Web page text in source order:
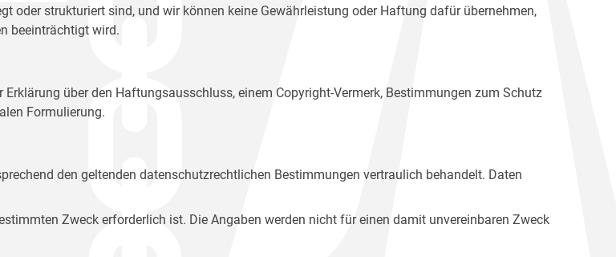
oder strukturiert sind, und wir können keine Gewährleistung oder Haftung dafür übernehmen,
beeinträchtigt wird.
über den Haftungsausschluss, einem Copyright-Vermerk, Bestimmungen zum Schutz
Formulierung.
den geltenden datenschutzrechtlichen Bestimmungen vertraulich behandelt. Daten
Zweck erforderlich ist. Die Angaben werden nicht für einen damit unvereinbaren Zweck